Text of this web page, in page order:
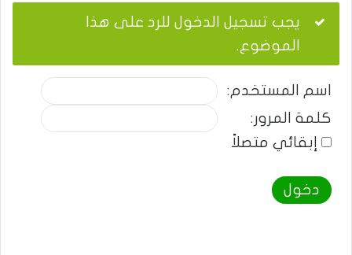
يجب تسجيل الدخول للرد على هذا
الموضوع.
اسم المستخدم:
كلمة المرور:
إبقائي متصلاً
دخول